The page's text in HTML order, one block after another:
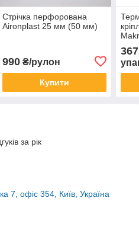
Стрічка перфорована
Aironplast 25 мм (50 мм)
990₴/рулон
Купити
за рік
7, офіс 354, Київ, Україна